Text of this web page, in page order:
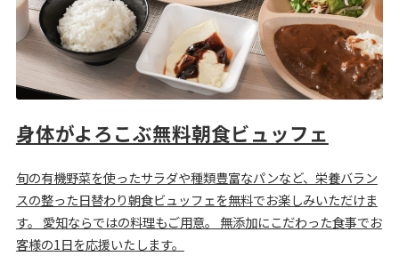
身体がよろこぶ無料朝食ビュッフェ
旬の有機野菜を使ったサラダや種類豊富なパンなど、栄養バラン
スの整った日替わり朝食ビュッフェを無料でお楽しみいただけま
す。 愛知ならではの料理もご用意。 無添加にこだわった食事でお
客様の1日を応援いたします。